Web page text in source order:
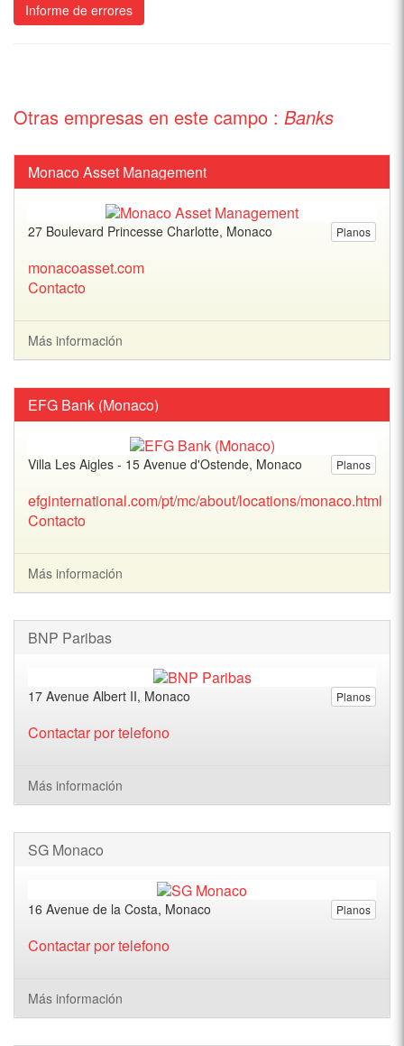
Informe de errores
Otras empresas en este campo : Banks
Monaco Asset Management
Planos
27 Boulevard Princesse Charlotte, Monaco
monacoasset.com
Contacto
Más información
EFG Bank (Monaco)
Planos
Villa Les Aigles - 15 Avenue d'Ostende, Monaco
efginternational.com/pt/mc/about/locations/monaco.html
Contacto
Más información
BNP Paribas
Planos
17 Avenue Albert II, Monaco
Contactar por telefono
Más información
SG Monaco
Planos
16 Avenue de la Costa, Monaco
Contactar por telefono
Más información